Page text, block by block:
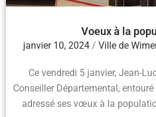
Voeux à la
janvier 10, 2024 / Ville de
Ce vendredi 5 janvier, Jean-
Conseiller Départemental,
adressé ses vœux à la